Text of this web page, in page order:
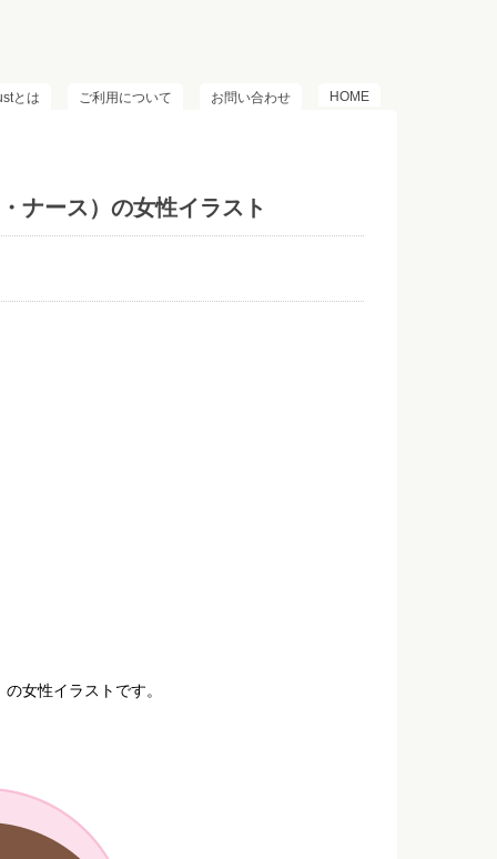
HOME
お問い合わせ
ご利用について
とは
ナース）の女性イラスト
女性イラストです。